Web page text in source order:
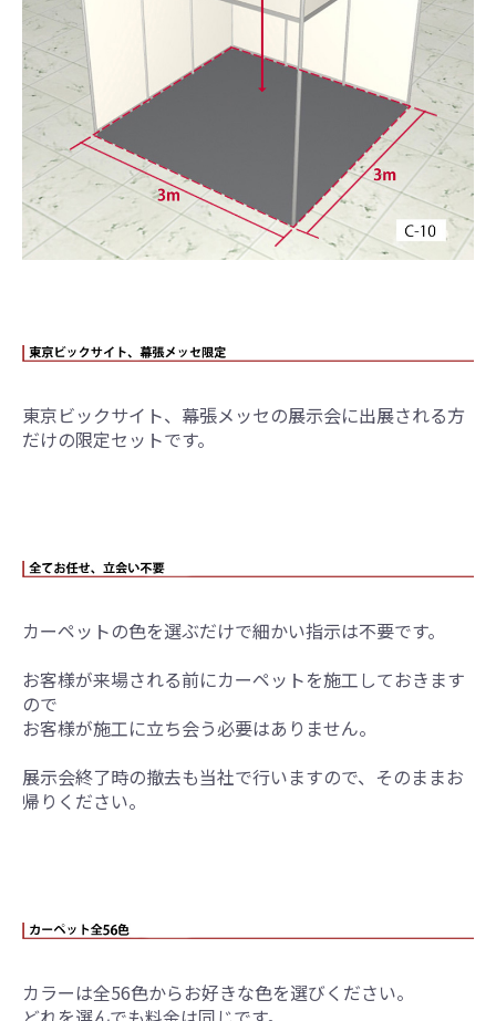
東京ビックサイト、幕張メッセの展示会に出展される方
だけの限定セットです。
カーペットの色を選ぶだけで細かい指示は不要です。
お客様が来場される前にカーペットを施工しておきます
ので
お客様が施工に立ち会う必要はありません。
展示会終了時の撤去も当社で行いますので、そのままお
帰りください。
カラーは全56色からお好きな色を選びください。